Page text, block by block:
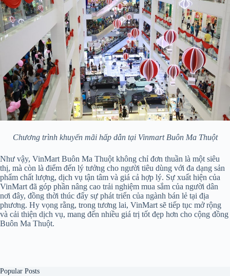
Chương trình khuyến mãi hấp dẫn tại Vinmart Buôn Ma Thuột
Như vậy, VinMart Buôn Ma Thuột không chỉ đơn thuần là một siêu
thị, mà còn là điểm đến lý tưởng cho người tiêu dùng với đa dạng sản
phẩm chất lượng, dịch vụ tận tâm và giá cả hợp lý. Sự xuất hiện của
VinMart đã góp phần nâng cao trải nghiệm mua sắm của người dân
nơi đây, đồng thời thúc đẩy sự phát triển của ngành bán lẻ tại địa
phương. Hy vọng rằng, trong tương lai, VinMart sẽ tiếp tục mở rộng
và cải thiện dịch vụ, mang đến nhiều giá trị tốt đẹp hơn cho cộng đồng
Buôn Ma Thuột.
Popular Posts